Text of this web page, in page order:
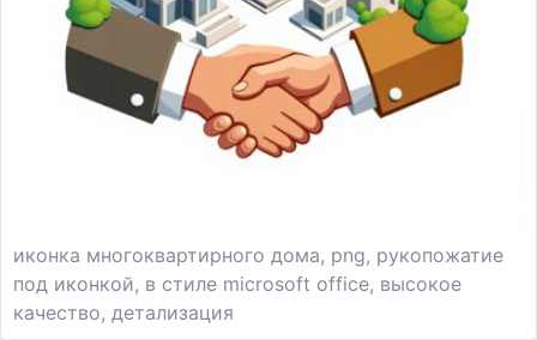
иконка многоквартирного дома, png, рукопожатие
под иконкой, в стиле microsoft office, высокое
качество, детализация